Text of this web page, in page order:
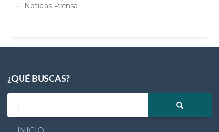
Noticias Prensa
¿QUÉ BUSCAS?